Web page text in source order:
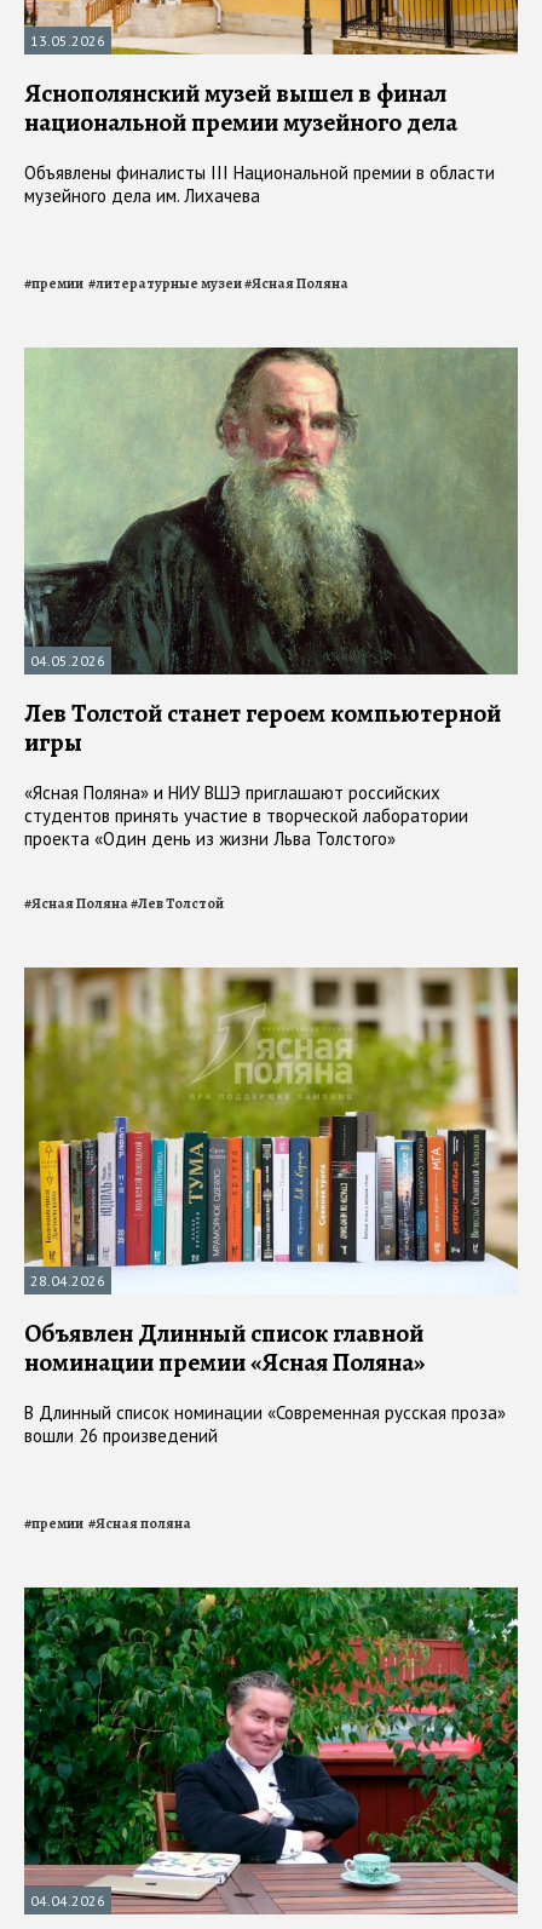
13.05.2026
Яснополянский музей вышел в финал
национальной премии музейного дела
Объявлены финалисты III Национальной премии в области
музейного дела им. Лихачева
#премии #литературные музеи#Ясная Поляна
04.05.2026
Лев Толстой станет героем компьютерной
игры
«Ясная Поляна» и НИУ ВШЭ приглашают российских
студентов принять участие в творческой лаборатории
проекта «Один день из жизни Льва Толстого»
#Ясная Поляна#Лев Толстой
28.04.2026
Объявлен Длинный список главной
номинации премии «Ясная Поляна»
В Длинный список номинации «Современная русская проза»
вошли 26 произведений
#премии #Ясная поляна
04.04.2026